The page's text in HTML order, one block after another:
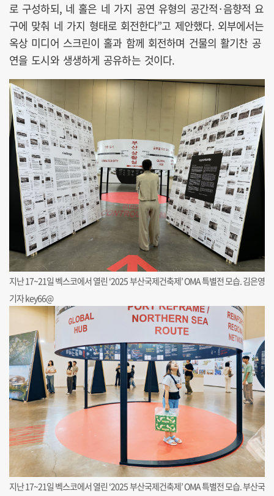
로 구성하되, 네 홀은 네 가지 공연 유형의 공간적·음향적 요
구에 맞춰 네 가지 형태로 회전한다”고 제안했다. 외부에서는
옥상 미디어 스크린이 홀과 함께 회전하며 건물의 활기찬 공
연을 도시와 생생하게 공유하는 것이다.
지난 17~21일 벡스코에서 열린 ‘2025 부산국제건축제’ OMA 특별전 모습. 김은영
기자 key66@
지난 17~21일 벡스코에서 열린 ‘2025 부산국제건축제’ OMA 특별전 모습. 부산국